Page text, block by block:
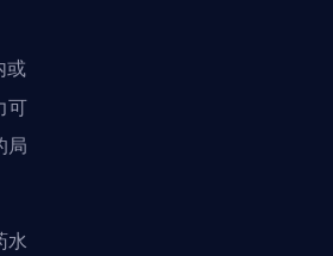
或
可
局
水